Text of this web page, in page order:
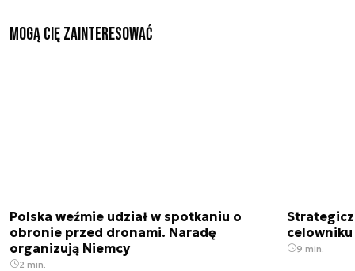
Mogą Cię zainteresować
Polska weźmie udział w spotkaniu o
obronie przed dronami. Naradę
organizują Niemcy
2 min.
9 min.